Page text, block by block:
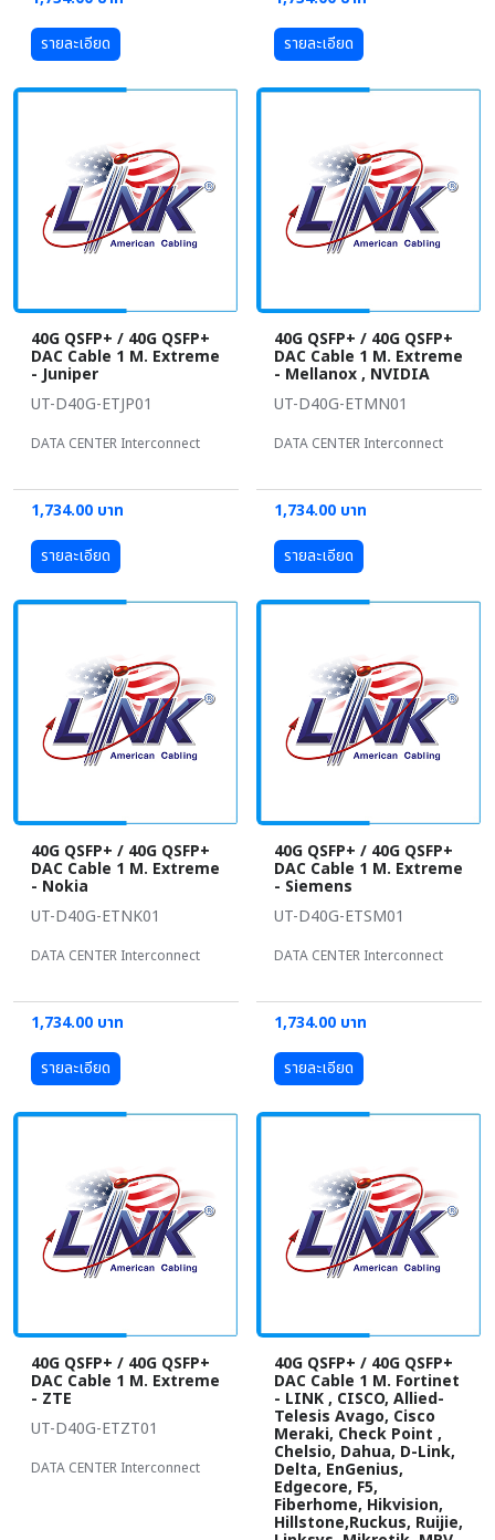
รายละเอียด
รายละเอียด
40G QSFP+ / 40G QSFP+
DAC Cable 1 M. Extreme
- Juniper
UT-D40G-ETJP01
DATA CENTER Interconnect
1,734.00 บาท
รายละเอียด
40G QSFP+ / 40G QSFP+
DAC Cable 1 M. Extreme
- Mellanox , NVIDIA
UT-D40G-ETMN01
DATA CENTER Interconnect
1,734.00 บาท
รายละเอียด
40G QSFP+ / 40G QSFP+
DAC Cable 1 M. Extreme
- Nokia
UT-D40G-ETNK01
DATA CENTER Interconnect
1,734.00 บาท
รายละเอียด
40G QSFP+ / 40G QSFP+
DAC Cable 1 M. Extreme
- Siemens
UT-D40G-ETSM01
DATA CENTER Interconnect
1,734.00 บาท
รายละเอียด
40G QSFP+ / 40G QSFP+
DAC Cable 1 M. Extreme
- ZTE
UT-D40G-ETZT01
DATA CENTER Interconnect
40G QSFP+ / 40G QSFP+
DAC Cable 1 M. Fortinet
- LINK , CISCO, Allied-
Telesis Avago, Cisco
Meraki, Check Point ,
Chelsio, Dahua, D-Link,
Delta, EnGenius,
Edgecore, F5,
Fiberhome, Hikvision,
Hillstone,Ruckus, Ruijie,